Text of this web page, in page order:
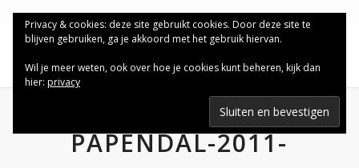
PAPENDAL-2011-
Privacy & cookies: deze site gebruikt cookies. Door deze site te
blijven gebruiken, ga je akkoord met het gebruik hiervan.
Wil je meer weten, ook over hoe je cookies kunt beheren, kijk dan
hier: privacy